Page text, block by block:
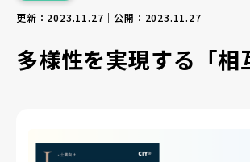
更新：2023.11.27｜公開：2023.11.27
多様性を実現する「相